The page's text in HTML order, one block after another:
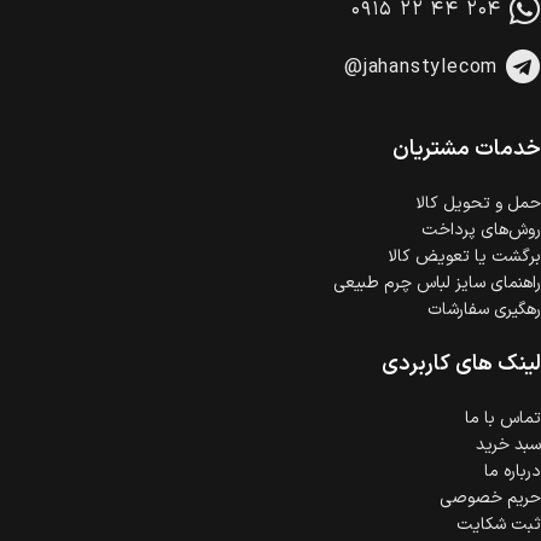
وجود دارد.
خرید اقساطی با شرایط آسان و بدون ضامن امکان‌پذیر
است.
گارانتی معتبر برای تمامی محصولات ارائه می‌شود.
۰۹۱۵ ۲۲ ۴۴ ۲۰۴
@jahanstylecom
خدمات مشتریان
حمل‌ و تحویل کالا
روش‌های پرداخت
برگشت یا تعویض کالا
راهنمای سایز لباس چرم طبیعی
رهگیری سفارشات
لینک های کاربردی
تماس با ما
سبد خرید
درباره ما
حریم خصوصی
ثبت شکایت